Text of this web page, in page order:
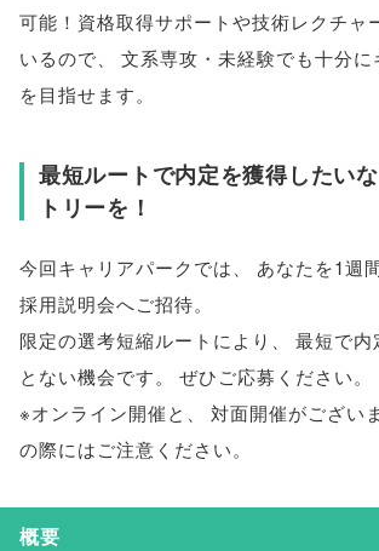
可能！資格取得サポートや技術レクチャ
いるので、
文系専攻・未経験でも十分
を目指せます。
最短ルートで内定を獲得したい
トリーを！
今回キャリアパークでは、
あなたを1週
採用説明会へご招待。
限定の選考短縮ルートにより 、
最短で内
とない機会です。 ぜひご応募ください。
※オンライン開催と 、 対面開催がござい
の際にはご注意ください。
概要